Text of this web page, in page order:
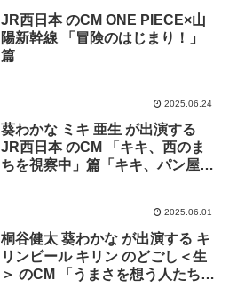
JR西日本 のCM ONE PIECE×山
陽新幹線 「冒険のはじまり！」
篇
2025.06.24
葵わかな ミキ 亜生 が出演する
JR西日本 のCM 「キキ、西のま
ちを視察中」篇「キキ、パン屋さ
2025.06.01
桐谷健太 葵わかな が出演する キ
リンビール キリン のどごし＜生
＞ のCM 「うまさを想う人たち」